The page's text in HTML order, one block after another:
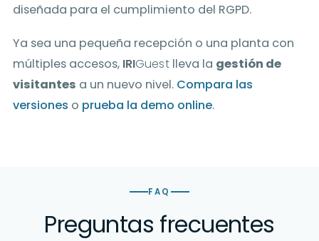
diseñada para el cumplimiento del RGPD.
Ya sea una pequeña recepción o una planta con
múltiples accesos, IRIGuestlleva la gestión de
visitantes a un nuevo nivel. Compara las
versiones o prueba la demo online.
FAQ
Preguntas frecuentes